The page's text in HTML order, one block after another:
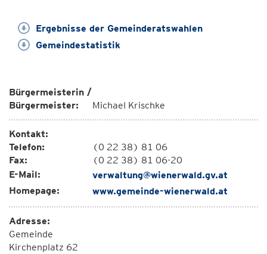
Ergebnisse der Gemeinderatswahlen
Gemeindestatistik
Bürgermeisterin /
Bürgermeister:
Michael Krischke
Kontakt:
Telefon:
(0 22 38) 81 06
Fax:
(0 22 38) 81 06-20
E-Mail:
verwaltung@wienerwald.gv.at
Homepage:
www.gemeinde-wienerwald.at
Adresse:
Gemeinde
Kirchenplatz 62